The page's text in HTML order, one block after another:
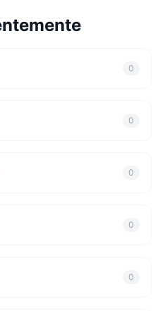
0
0
0
0
0